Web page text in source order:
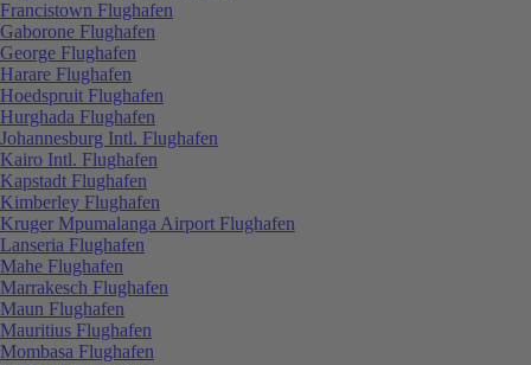
Francistown Flughafen
Gaborone Flughafen
George Flughafen
Harare Flughafen
Hoedspruit Flughafen
Hurghada Flughafen
Johannesburg Intl. Flughafen
Kairo Intl. Flughafen
Kapstadt Flughafen
Kimberley Flughafen
Kruger Mpumalanga Airport Flughafen
Lanseria Flughafen
Mahe Flughafen
Marrakesch Flughafen
Maun Flughafen
Mauritius Flughafen
Mombasa Flughafen